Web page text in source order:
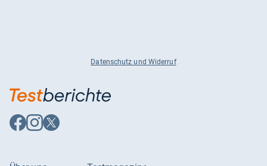
Datenschutz und Widerruf
Auf
Facebook
Auf
Instagram
Auf
X